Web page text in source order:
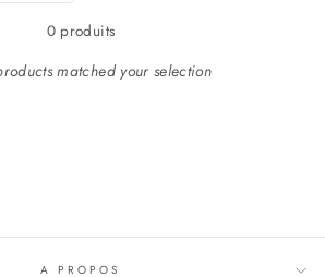
0 produits
matched your selection
A PROPOS